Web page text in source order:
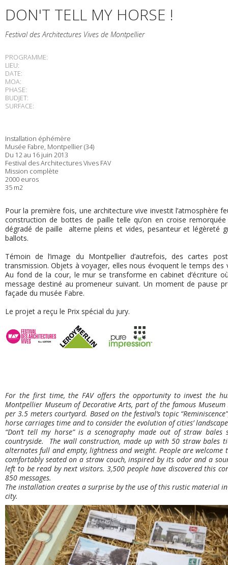
DON'T TELL MY HORSE !
Festival des Architectures Vives de Montpellier
PROGRAMME:
LIEU:
DATE:
MOA:
PHASE:
BUDJET:
SURFACE:
Installation éphémère
Musée Fabre, Montpellier (34)
Du 12 au 16 juin 2013
Festival des Architectures Vives FAV
Mission complète
2000 euros
35 m2
Pour la première fois, une architecture vive investit l’atmosphère
construction de bottes de paille telle qu’on en croise
dégradé de paille alterne pleins et vides, pesanteur et légèreté
ballots.
Témoin de l’image du Montpellier d’autrefois, des cartes
transmission. Objets à voyager, elles nous évoquent le temps
Au fond de la cour, le mur se transforme en cabinet d’écriture
message destiné au promeneur suivant. Un moment de pause
façade du musée Fabre.
Le projet a reçu le Prix spécial du jury.
For the first time, the FAV offers the opportunity to invest the
Montpellier Museum of Decorative Arts, part of the famous
per 3.5 meters courtyard. Based on the festival’s topic
horse carriages time and to consider the evolution of cities’
“Don’t tell my horse” is a scenography made out of straw
countryside. The wall construction, made up with 50 straw bales
alternates full and empty, lightness and weight. People are
comfortably seated on a straw couch, inspired by its odor and a
left to be read by next visitors. 3,500 people have discovered this
850 messages.
The installation creates a surprise by the use of this rustic material
city.